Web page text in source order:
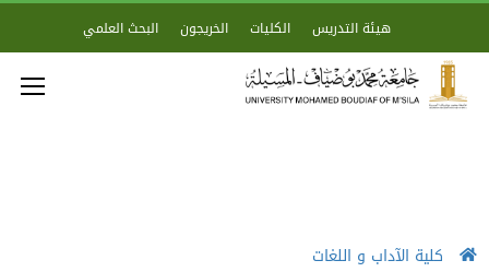
هيئة التدريس الكليات الخريجون البحث العلمي
كلية الآداب و اللغات